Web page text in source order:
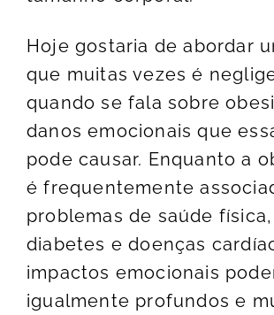
Hoje gostaria de abordar
que muitas vezes é
quando se fala sobre
danos emocionais que
pode causar. Enquanto a
é frequentemente
problemas de saúde
diabetes e doenças
impactos emocionais
igualmente profundos e